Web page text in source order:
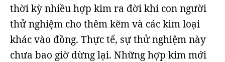
thời kỳ nhiều hợp kim ra đời khi con người
thử nghiệm cho thêm kẽm và các kim loại
khác vào đồng. Thực tế, sự thử nghiệm này
chưa bao giờ dừng lại. Những hợp kim mới